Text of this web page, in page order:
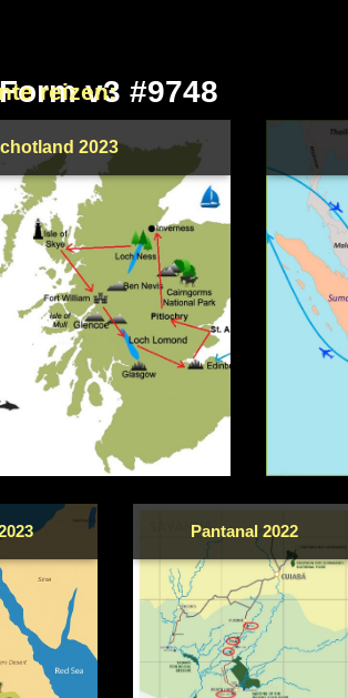
v3 #9748
reizen:
2023
Pantanal 2022